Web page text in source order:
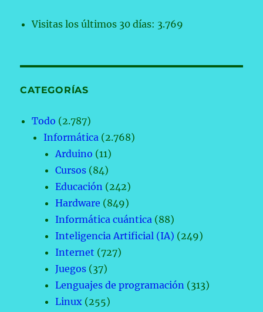
Visitas los últimos 30 días: 3.769
CATEGORÍAS
Todo (2.787)
Informática (2.768)
Arduino (11)
Cursos (84)
Educación (242)
Hardware (849)
Informática cuántica (88)
Inteligencia Artificial (IA) (249)
Internet (727)
Juegos (37)
Lenguajes de programación (313)
Linux (255)